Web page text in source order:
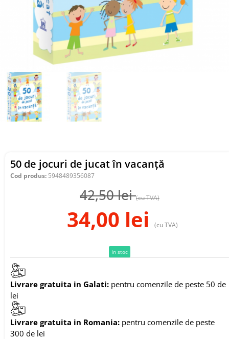
50 de jocuri de jucat în vacanță
Cod produs: 5948489356087
42,50lei (cu TVA)
34,00 lei (cu TVA)
In stoc
Livrare gratuita in Galati: pentru comenzile de peste 50 de
lei
Livrare gratuita in Romania: pentru comenzile de peste
300 de lei